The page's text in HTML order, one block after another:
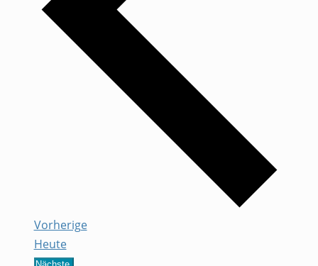
VorherigeVeranstaltungen
Heute